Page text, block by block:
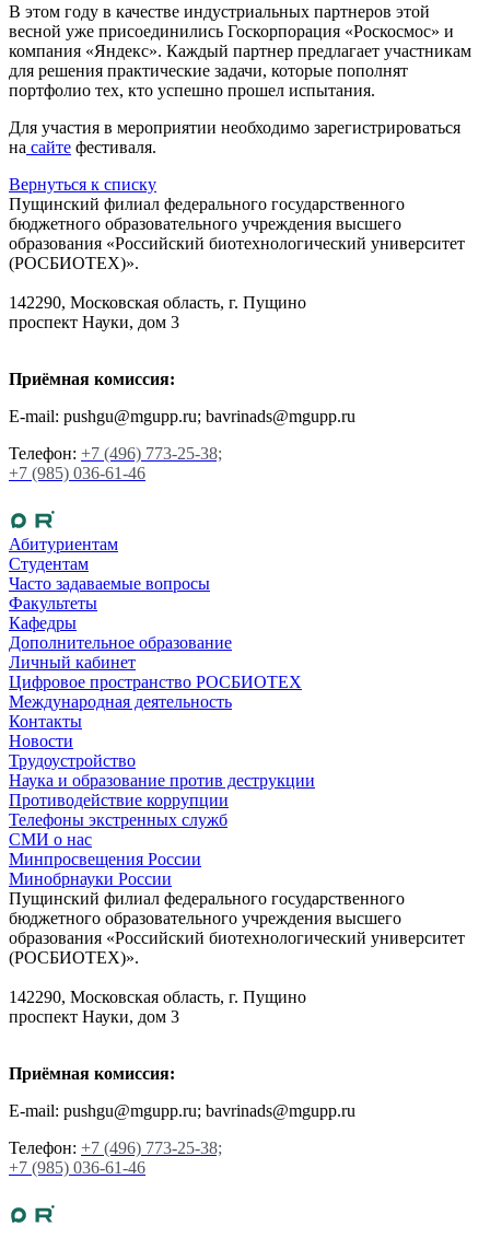
В этом году в качестве индустриальных партнеров этой
весной уже присоединились Госкорпорация «Роскосмос» и
компания «Яндекс». Каждый партнер предлагает участникам
для решения практические задачи, которые пополнят
портфолио тех, кто успешно прошел испытания.
Для участия в мероприятии необходимо зарегистрироваться
на сайте фестиваля.
Вернуться к списку
Пущинский филиал федерального государственного
бюджетного образовательного учреждения высшего
образования «Российский биотехнологический университет
(РОСБИОТЕХ)».
142290, Московская область, г. Пущино
проспект Науки, дом 3
Приёмная комиссия:
E-mail: pushgu@mgupp.ru; bavrinads@mgupp.ru
Телефон: +7 (496) 773-25-38;
+7 (985) 036-61-46
Абитуриентам
Студентам
Часто задаваемые вопросы
Факультеты
Кафедры
Дополнительное образование
Личный кабинет
Цифровое пространство РОСБИОТЕХ
Международная деятельность
Контакты
Новости
Трудоустройство
Наука и образование против деструкции
Противодействие коррупции
Телефоны экстренных служб
СМИ о нас
Минпросвещения России
Минобрнауки России
Пущинский филиал федерального государственного
бюджетного образовательного учреждения высшего
образования «Российский биотехнологический университет
(РОСБИОТЕХ)».
142290, Московская область, г. Пущино
проспект Науки, дом 3
Приёмная комиссия:
E-mail: pushgu@mgupp.ru; bavrinads@mgupp.ru
Телефон: +7 (496) 773-25-38;
+7 (985) 036-61-46